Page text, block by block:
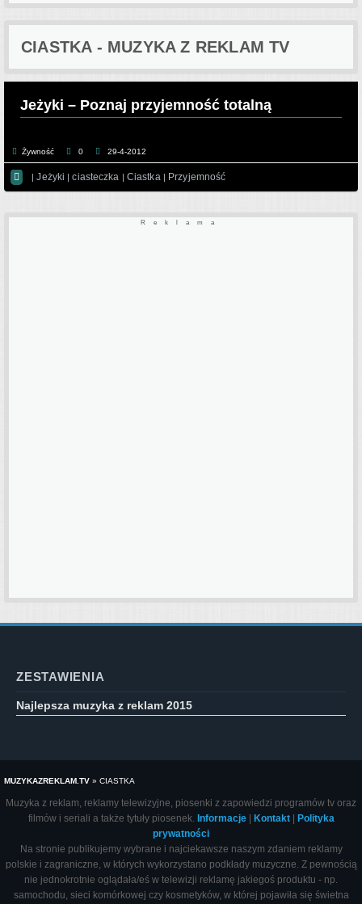
CIASTKA - MUZYKA Z REKLAM TV
Jeżyki – Poznaj przyjemność totalną
Żywność 0 29-4-2012
 |Jeżyki |ciasteczka | Ciastka | Przyjemność
Reklama
ZESTAWIENIA
Najlepsza muzyka z reklam 2015
MUZYKAZREKLAM.TV » CIASTKA
Muzyka z reklam, reklamy telewizyjne, piosenki z zapowiedzi programów tv oraz
filmów i seriali a także tytuły piosenek. Informacje| Kontakt|
Polityka
prywatności
Na stronie publikujemy wybrane i najciekawsze naszym zdaniem reklamy
polskie i zagraniczne, w których wykorzystano podkłady muzyczne. Z pewnością
nie jednokrotnie oglądała/eś w telewizji reklamę jakiegoś produktu - np.
samochodu, sieci komórkowej czy kosmetyków, w której pojawiła się świetna